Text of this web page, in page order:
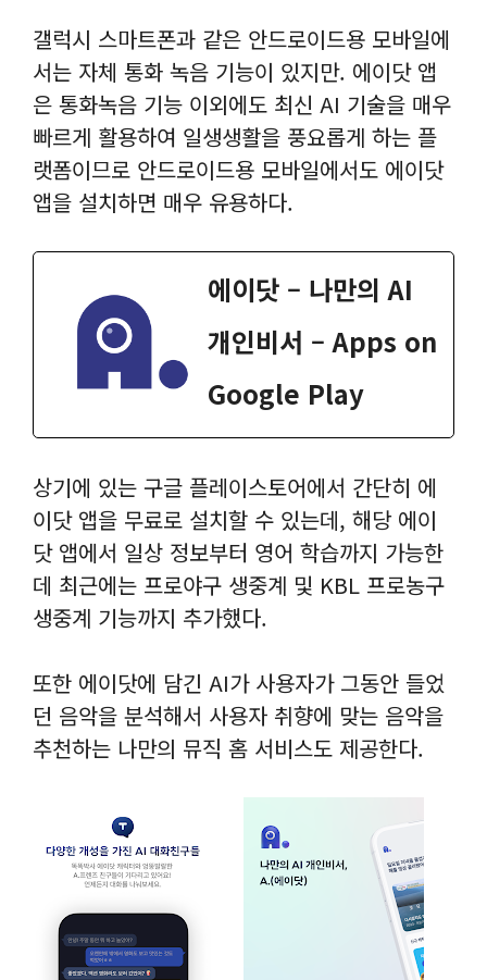
갤럭시 스마트폰과 같은 안드로이드용 모바일에
서는 자체 통화 녹음 기능이 있지만. 에이닷 앱
은 통화녹음 기능 이외에도 최신 AI 기술을 매우
빠르게 활용하여 일생생활을 풍요롭게 하는 플
랫폼이므로 안드로이드용 모바일에서도 에이닷
앱을 설치하면 매우 유용하다.
에이닷 – 나만의 AI
개인비서 – Apps on
Google Play
상기에 있는 구글 플레이스토어에서 간단히 에
이닷 앱을 무료로 설치할 수 있는데, 해당 에이
닷 앱에서 일상 정보부터 영어 학습까지 가능한
데 최근에는 프로야구 생중계 및 KBL 프로농구
생중계 기능까지 추가했다.
또한 에이닷에 담긴 AI가 사용자가 그동안 들었
던 음악을 분석해서 사용자 취향에 맞는 음악을
추천하는 나만의 뮤직 홈 서비스도 제공한다.